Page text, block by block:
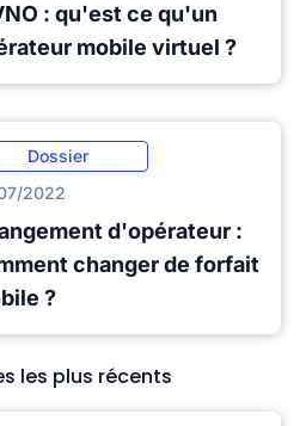
: qu'est ce qu'un
mobile virtuel ?
Dossier
2022
d'opérateur :
changer de forfait
?
les plus récents